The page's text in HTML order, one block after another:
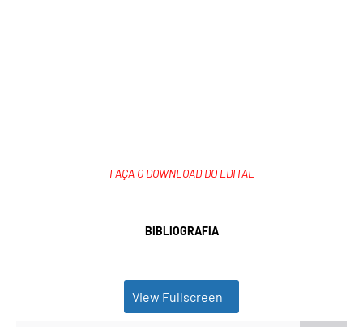
FAÇA O DOWNLOAD DO EDITAL
BIBLIOGRAFIA
View Fullscreen